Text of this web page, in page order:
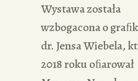
Wystawa została
wzbogacona o
dr. Jensa Wiebela,
2018 roku oﬁarował